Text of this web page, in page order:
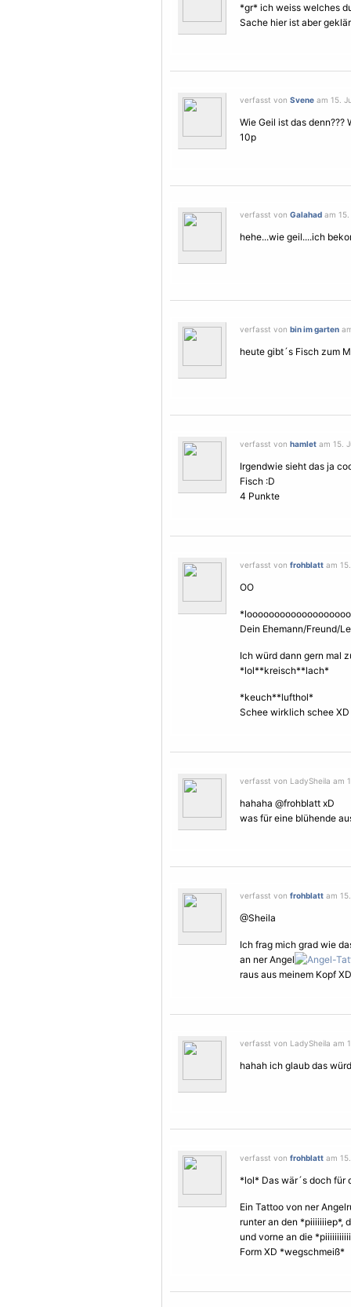
*gr* ich weiss welches
Sache hier ist aber
verfasst von Svene am 15.
Wie Geil ist das denn???
10p
verfasst von Galahad am
hehe...wie geil....ich
verfasst von bin im garten
heute gibt´s Fisch zum
verfasst von hamlet am 15.
Irgendwie sieht das ja
Fisch :D
4 Punkte
verfasst von frohblatt am
OO
Dein Ehemann/Freund/
Ich würd dann gern mal
*lol**kreisch**lach*
*keuch**lufthol*
Schee wirklich schee XD
verfasst von LadySheila am
hahaha @frohblatt xD
was für eine blühende
verfasst von frohblatt am
@Sheila
Ich frag mich grad wie
an ner Angel
raus aus meinem Kopf XD
verfasst von LadySheila am
hahah ich glaub das
verfasst von frohblatt am
*lol* Das wär´s doch für
Ein Tattoo von ner
runter an den *piiiiiiiep*,
und vorne an die
Form XD *wegschmeiß*